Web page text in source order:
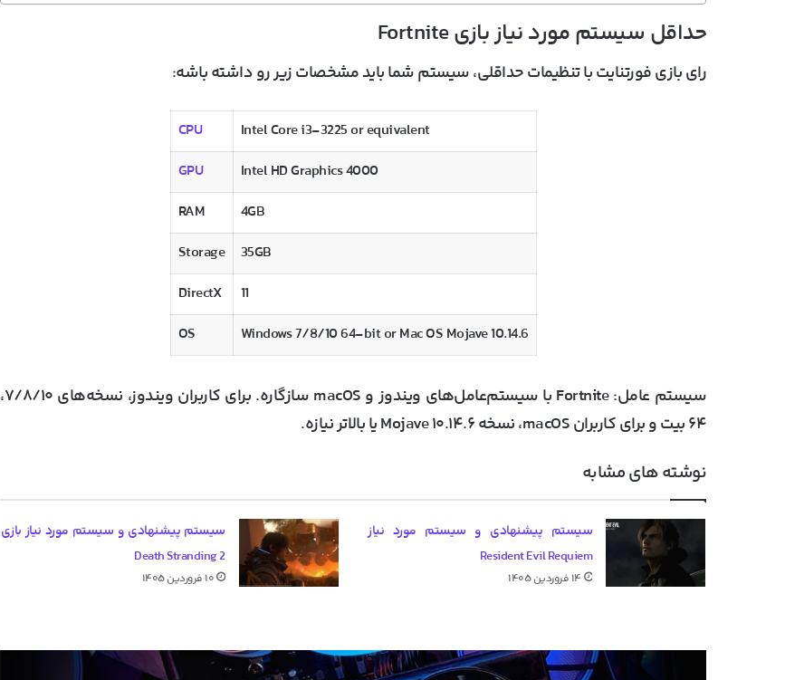
حداقل سیستم مورد نیاز بازی Fortnite
رای بازی فورتنایت با تنظیمات حداقلی، سیستم شما باید مشخصات زیر رو داشته باشه:
Intel Core i3-3225 or equivalent
CPU
Intel HD Graphics 4000
GPU
4GB
RAM
35GB
Storage
11
DirectX
Windows 7/8/10 64-bit or Mac OS Mojave 10.14.6
OS
سیستم عامل:
Fortnite با سیستم‌عامل‌های ویندوز و macOS سازگاره. برای کاربران ویندوز، نسخه‌های ۷/۸/۱۰،
۶۴ بیت و برای کاربران macOS، نسخه Mojave ۱۰.۱۴.۶ یا بالاتر نیازه.
نوشته های مشابه
سیستم پیشنهادی و سیستم مورد نیاز
Resident Evil Requiem
۱۴ فروردین ۱۴۰۵
سیستم پیشنهادی و سیستم مورد نیاز بازی
Death Stranding 2
۱۰ فروردین ۱۴۰۵